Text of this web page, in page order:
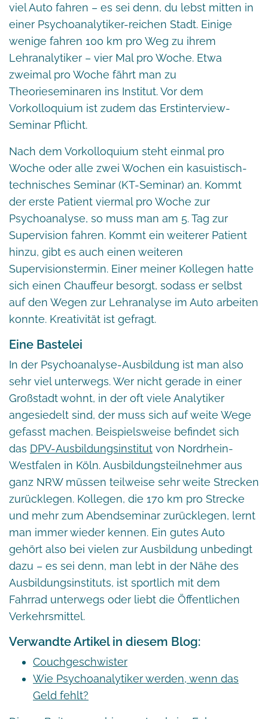
viel Auto fahren – es sei denn, du lebst mitten in
einer Psychoanalytiker-reichen Stadt. Einige
wenige fahren 100 km pro Weg zu ihrem
Lehranalytiker – vier Mal pro Woche. Etwa
zweimal pro Woche fährt man zu
Theorieseminaren ins Institut. Vor dem
Vorkolloquium ist zudem das Erstinterview-
Seminar Pflicht.
Nach dem Vorkolloquium steht einmal pro
Woche oder alle zwei Wochen ein kasuistisch-
technisches Seminar (KT-Seminar) an. Kommt
der erste Patient viermal pro Woche zur
Psychoanalyse, so muss man am 5. Tag zur
Supervision fahren. Kommt ein weiterer Patient
hinzu, gibt es auch einen weiteren
Supervisionstermin. Einer meiner Kollegen hatte
sich einen Chauffeur besorgt, sodass er selbst
auf den Wegen zur Lehranalyse im Auto arbeiten
konnte. Kreativität ist gefragt.
Eine Bastelei
In der Psychoanalyse-Ausbildung ist man also
sehr viel unterwegs. Wer nicht gerade in einer
Großstadt wohnt, in der oft viele Analytiker
angesiedelt sind, der muss sich auf weite Wege
gefasst machen. Beispielsweise befindet sich
das DPV-Ausbildungsinstitut von Nordrhein-
Westfalen in Köln. Ausbildungsteilnehmer aus
ganz NRW müssen teilweise sehr weite Strecken
zurücklegen. Kollegen, die 170 km pro Strecke
und mehr zum Abendseminar zurücklegen, lernt
man immer wieder kennen. Ein gutes Auto
gehört also bei vielen zur Ausbildung unbedingt
dazu – es sei denn, man lebt in der Nähe des
Ausbildungsinstituts, ist sportlich mit dem
Fahrrad unterwegs oder liebt die Öffentlichen
Verkehrsmittel.
Verwandte Artikel in diesem Blog:
Couchgeschwister
Wie Psychoanalytiker werden, wenn das
Geld fehlt?